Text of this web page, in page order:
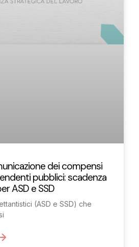
dei compensi
pubblici: scadenza
ASD e SSD
(ASD e SSD) che